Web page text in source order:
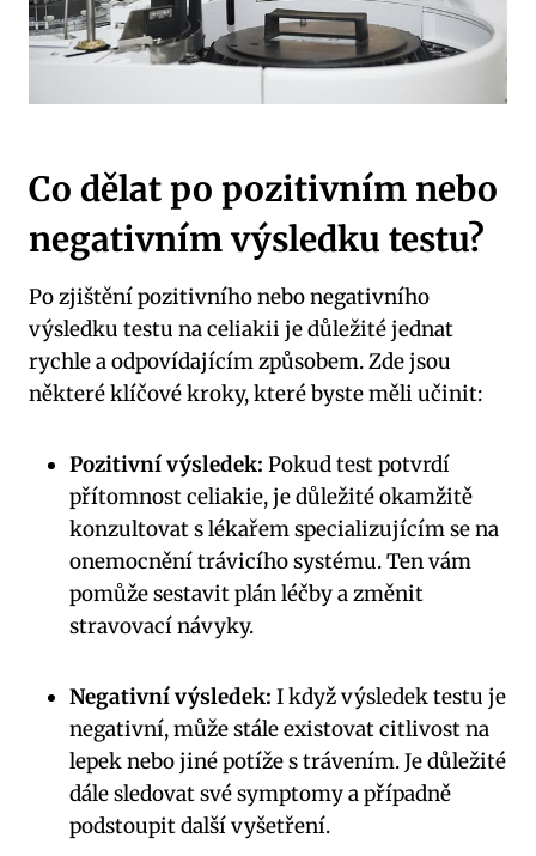
Co dělat po pozitivním nebo
negativním výsledku testu?
Po zjištění pozitivního nebo negativního
výsledku testu na celiakii je důležité jednat
rychle a odpovídajícím způsobem. Zde jsou
některé klíčové kroky, které byste měli učinit:
Pozitivní výsledek: Pokud test potvrdí
přítomnost celiakie, je důležité okamžitě
konzultovat s lékařem specializujícím se na
onemocnění trávicího systému. Ten vám
pomůže sestavit plán léčby a změnit
stravovací návyky.
Negativní výsledek: I když výsledek testu je
negativní, může stále existovat citlivost na
lepek nebo jiné potíže s trávením. Je důležité
dále sledovat své symptomy a případně
podstoupit další vyšetření.